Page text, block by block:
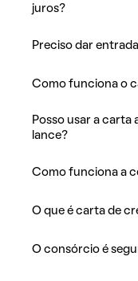
juros?
Preciso dar
Como funciona o
Posso usar a carta
lance?
Como funciona a
O que é carta de
O consórcio é